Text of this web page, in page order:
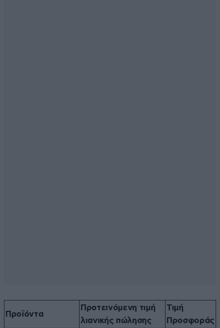
Προϊόντα
Προτεινόμενη τιμή
λιανικής πώλησης
Τιμή
Προσφοράς